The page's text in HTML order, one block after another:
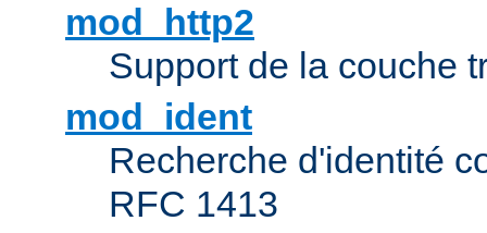
mod_http2
Support de la couche
mod_ident
Recherche d'identité
RFC 1413